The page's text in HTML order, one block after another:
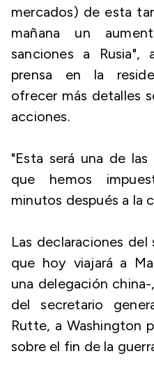
mercados) de esta
mañana un
sanciones a Rusia",
prensa en la
ofrecer más detalles
acciones.
"Esta será una de las
que hemos
minutos después a la
Las declaraciones
que hoy viajará a
una delegación
del secretario
Rutte, a Washington
sobre el fin de la